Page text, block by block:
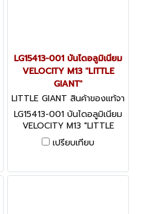
LG15413-001 บันไดอลูมิเนียม
VELOCITY M13 "LITTLE
GIANT"
LITTLE GIANT สินค้าของแท้จา
กโรงงานผู้ผลิต LG15413-001
LG15413-001 บันไดอลูมิเนียม
VELOCITY M13 "LITTLE
GIANT"
เปรียบเทียบ